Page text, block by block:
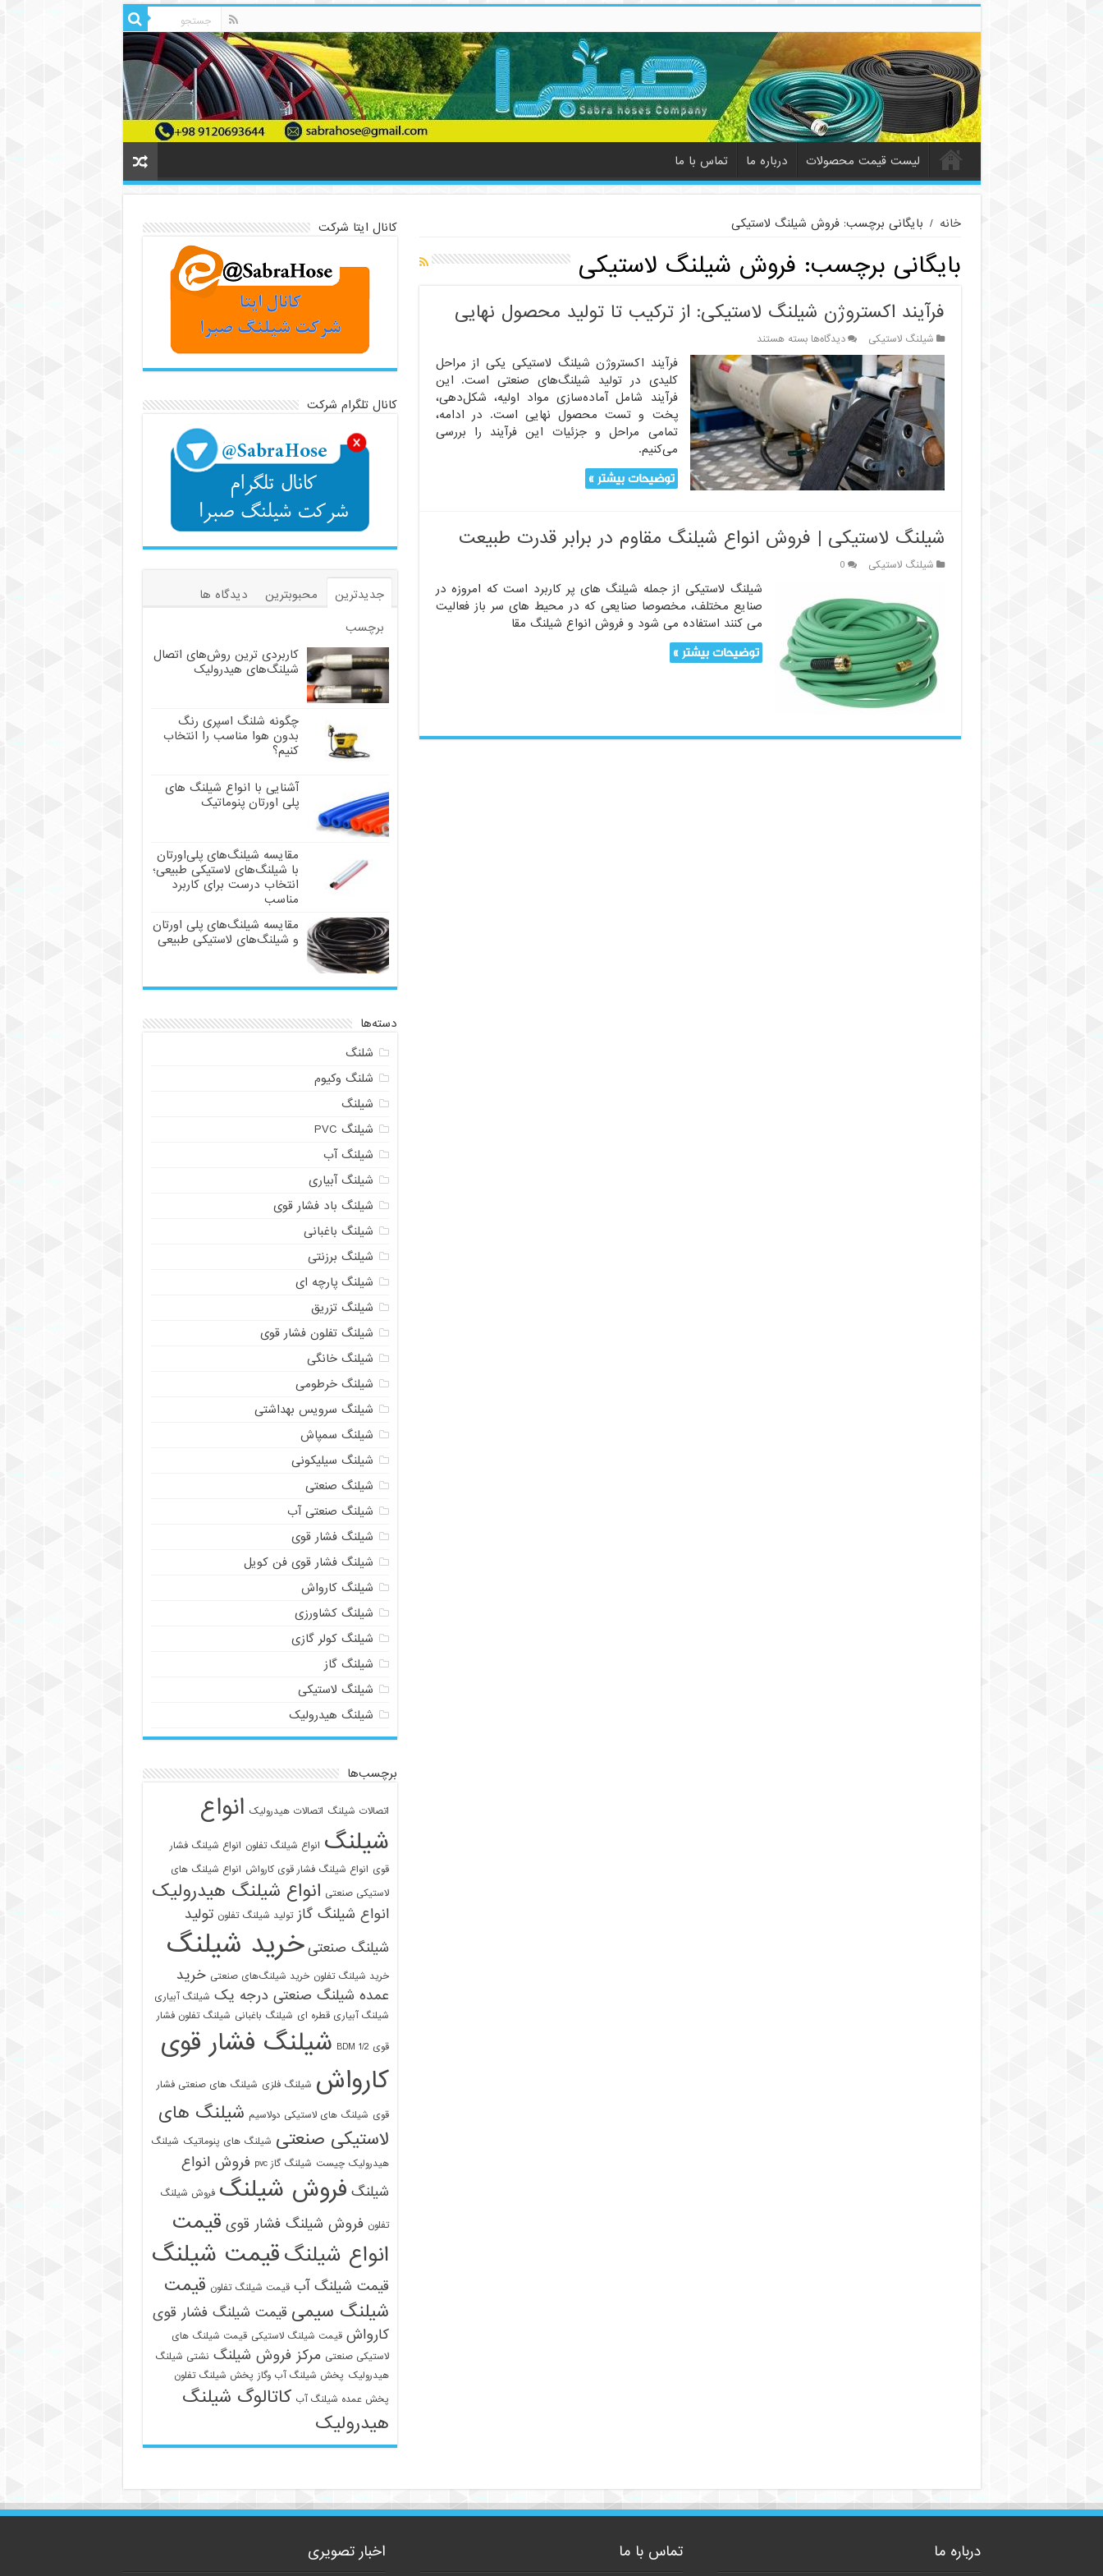
لیست قیمت محصولات درباره ما تماس با ما
خانه / بایگانی برچسب: فروش شیلنگ لاستیکی
بایگانی برچسب: فروش شیلنگ لاستیکی
فرآیند اکستروژن شیلنگ لاستیکی: از ترکیب تا تولید محصول نهایی
شیلنگ لاستیکی دیدگاه‌هابرای
فرآیند
اکستروژن
شیلنگ
لاستیکی:
از
ترکیب
تا
تولید
محصول
نهایی
بسته هستند
فرآیند اکستروژن شیلنگ لاستیکی یکی از مراحل
کلیدی در تولید شیلنگ‌های صنعتی است. این
فرآیند شامل آماده‌سازی مواد اولیه، شکل‌دهی،
پخت و تست محصول نهایی است. در ادامه،
تمامی مراحل و جزئیات این فرآیند را بررسی
می‌کنیم.
توضیحات بیشتر »
شیلنگ لاستیکی | فروش انواع شیلنگ مقاوم در برابر قدرت طبیعت
شیلنگ لاستیکی 0
شیلنگ لاستیکی از جمله شیلنگ های پر کاربرد است که امروزه در
صنایع مختلف، مخصوصا صنایعی که در محیط های سر باز فعالیت
می کنند استفاده می شود و فروش انواع شیلنگ مقا
توضیحات بیشتر »
کانال ایتا شرکت
کانال تلگرام شرکت
جدیدترین محبوبترین
دیدگاه ها
برچسب
کاربردی ترین روش‌های اتصال
شیلنگ‌های هیدرولیک
چگونه شلنگ اسپری رنگ
بدون هوا مناسب را انتخاب
کنیم؟
آشنایی با انواع شیلنگ های
پلی اورتان پنوماتیک
مقایسه شیلنگ‌های پلی‌اورتان
با شیلنگ‌های لاستیکی طبیعی؛
انتخاب درست برای کاربرد
مناسب
مقایسه شیلنگ‌های پلی اورتان
و شیلنگ‌های لاستیکی طبیعی
دسته‌ها
شلنگ
شلنگ وکیوم
شیلنگ
شیلنگ PVC
شیلنگ آب
شیلنگ آبیاری
شیلنگ باد فشار قوی
شیلنگ باغبانی
شیلنگ برزنتی
شیلنگ پارچه‌ ای
شیلنگ تزریق
شیلنگ تفلون فشار قوی
شیلنگ خانگی
شیلنگ خرطومی
شیلنگ سرویس بهداشتی
شیلنگ سمپاش
شیلنگ سیلیکونی
شیلنگ صنعتی
شیلنگ صنعتی آب
شیلنگ فشار قوی
شیلنگ فشار قوی فن کویل
شیلنگ کارواش
شیلنگ کشاورزی
شیلنگ کولر گازی
شیلنگ گاز
شیلنگ لاستیکی
شیلنگ هیدرولیک
برچسب‌ها
اتصالات شیلنگ اتصالات هیدرولیک انواع
شیلنگ انواع شیلنگ تفلون انواع شیلنگ فشار
قوی انواع شیلنگ فشار قوی کارواش انواع شیلنگ های
لاستیکی صنعتی انواع شیلنگ هیدرولیک
انواع شیلنگ گاز تولید شیلنگ تفلون تولید
شیلنگ صنعتی خرید شیلنگ
خرید شیلنگ تفلون خرید شیلنگ‌های صنعتی خرید
عمده شیلنگ صنعتی درجه یک شیلنگ آبیاری
شیلنگ آبیاری قطره ای شیلنگ باغبانی شیلنگ تفلون فشار
قوی 1/2 BDM
شیلنگ فشار قوی
کارواش شیلنگ فلزی شیلنگ های صنعتی فشار
قوی شیلنگ های لاستیکی دولاسیم شیلنگ های
لاستیکی صنعتی شیلنگ های پنوماتیک شیلنگ
هیدرولیک چیست شیلنگ گاز pvc
فروش انواع
شیلنگ فروش شیلنگ فروش شیلنگ
تفلون فروش شیلنگ فشار قوی قیمت
انواع شیلنگقیمت شیلنگ
قیمت شیلنگ آب قیمت شیلنگ تفلون قیمت
شیلنگ سیمی قیمت شیلنگ فشار قوی
کارواش قیمت شیلنگ لاستیکی قیمت شیلنگ های
لاستیکی صنعتی مرکز فروش شیلنگ نشتی شیلنگ
هیدرولیک پخش شیلنگ آب وگاز پخش شیلنگ تفلون
پخش عمده شیلنگ آب کاتالوگ شیلنگ
هیدرولیک
درباره ما تماس با ما اخبار تصویری